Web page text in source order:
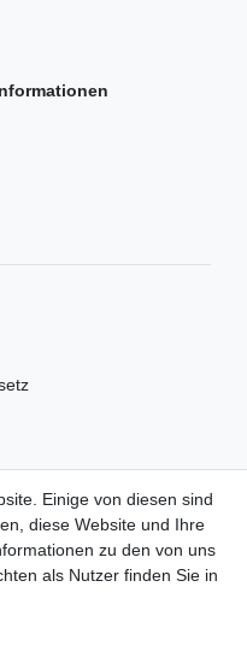
Einige von diesen sind
diese Website und Ihre
zu den von uns
als Nutzer finden Sie in